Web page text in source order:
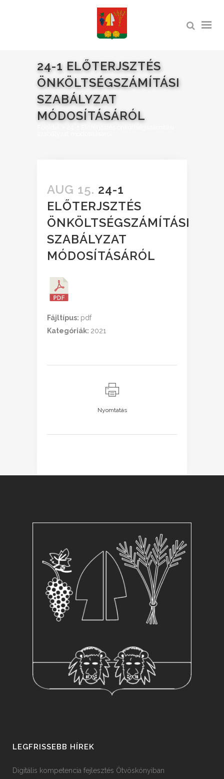
24-1 ELŐTERJSZTÉS
ÖNKÖLTSÉGSZÁMÍTÁSI
SZABÁLYZAT
MÓDOSÍTÁSÁRÓL
AUG 15. 24-1
ELŐTERJSZTÉS
ÖNKÖLTSÉGSZÁMÍTÁSI
SZABÁLYZAT
MÓDOSÍTÁSÁRÓL
Fájltípus: pdf
Kategóriák: 2021
Nyomtatás
LEGFRISSEBB HÍREK
Digitális kompetencia fejlesztés Ötvöskónyiban